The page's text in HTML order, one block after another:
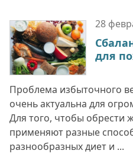
28
для
Проблема избыточного
очень актуальна для
Для того, чтобы
применяют разные
разнообразных диет и ...